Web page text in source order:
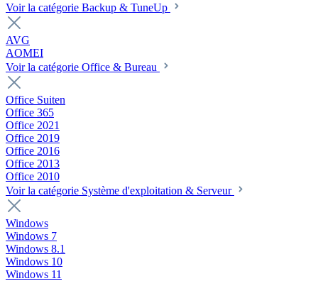
Voir la catégorie Backup & TuneUp
AVG
AOMEI
Voir la catégorie Office & Bureau
Office Suiten
Office 365
Office 2021
Office 2019
Office 2016
Office 2013
Office 2010
Voir la catégorie Système d'exploitation & Serveur
Windows
Windows 7
Windows 8.1
Windows 10
Windows 11